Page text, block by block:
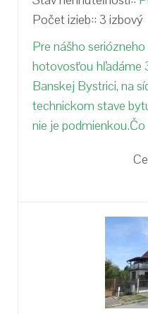
Počet izieb:: 3 izbový
Pre nášho
hotovosťou hľadáme
Banskej Bystrici, na
technickom stave
nie je podmienkou.Čo